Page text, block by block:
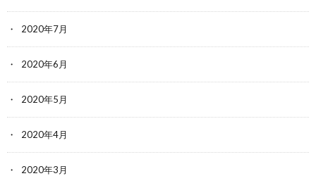
2020年7月
2020年6月
2020年5月
2020年4月
2020年3月